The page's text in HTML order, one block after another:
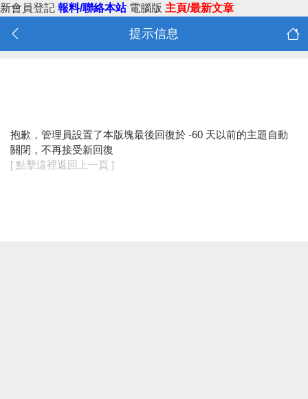
新會員登記 報料/聯絡本站 電腦版 主頁/最新文章
提示信息
抱歉，管理員設置了本版塊最後回復於 -60 天以前的主題自動
關閉，不再接受新回復
[ 點擊這裡返回上一頁 ]